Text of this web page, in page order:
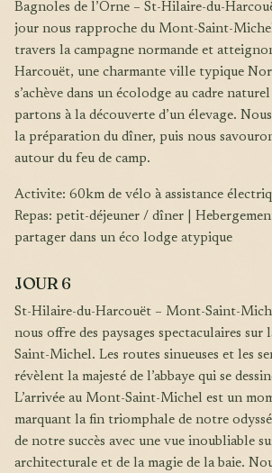
Bagnoles de l’Orne – St-Hilaire-du-Harcouët Le cinquième
jour nous rapproche du Mont-Saint-
travers la campagne normande et
Harcouët, une charmante ville typique
s’achève dans un écolodge au cadre
partons à la découverte d’un élevage.
la préparation du dîner, puis nous
autour du feu de camp.
Activite: 60km de vélo à assistance électrique / 4 heures |
Repas: petit-déjeuner / dîner |
partager dans un éco lodge atypique
JOUR 6
St-Hilaire-du-Harcouët – Mont-Saint-Michel La dernière étape
nous offre des paysages spectaculaires sur
Saint-Michel. Les routes sinueuses et les
révèlent la majesté de l’abbaye qui se
L’arrivée au Mont-Saint-Michel est un
marquant la fin triomphale de notre
de notre succès avec une vue inoubliable
architecturale et de la magie de la baie.